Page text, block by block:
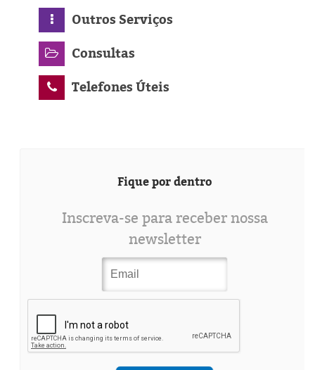
Outros Serviços
Consultas
Telefones Úteis
Fique por dentro
Inscreva-se para receber nossa
newsletter